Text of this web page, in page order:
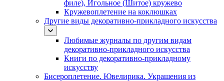
филе), Игольное (Шитое) кружево
Кружевоплетение на коклюшках
Другие виды декоративно-прикладного искусства
Любимые журналы по другим видам
декоративно-прикладного искусства
Книги по декоративно-прикладному
искусству
Бисероплетение. Ювелирика. Украшения из